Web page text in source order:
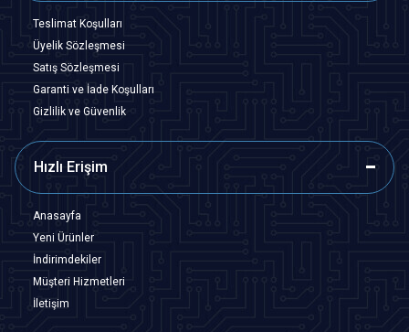
Teslimat Koşulları
Üyelik Sözleşmesi
Satış Sözleşmesi
Garanti ve İade Koşulları
Gizlilik ve Güvenlik
Hızlı Erişim
Anasayfa
Yeni Ürünler
İndirimdekiler
Müşteri Hizmetleri
İletişim